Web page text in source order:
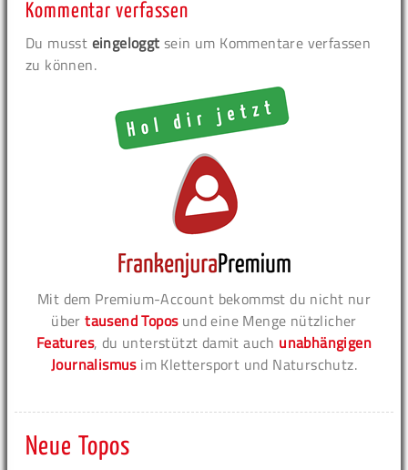
Kommentar verfassen
Du musst eingeloggt sein um Kommentare verfassen
zu können.
Mit dem Premium-Account bekommst du nicht nur
übertausend Toposund eine Menge nützlicher
Features, du unterstützt damit auch unabhängigen
Journalismusim Klettersport und Naturschutz.
Neue Topos